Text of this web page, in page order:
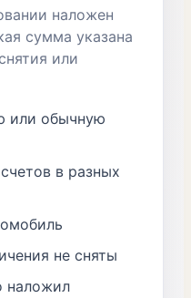
наложен
сумма указана
или
или обычную
в разных
не сняты
наложил